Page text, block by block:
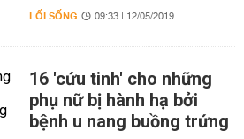
LỐI SỐNG 09:33 | 12/05/2019
16 'cứu tinh' cho những
phụ nữ bị hành hạ bởi
bệnh u nang buồng trứng